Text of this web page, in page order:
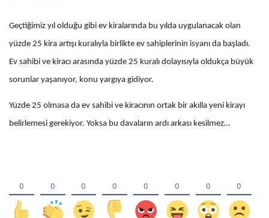
Geçtiğimiz yıl olduğu gibi ev kiralarında bu yılda uygulanacak olan
yüzde 25 kira artışı kuralıyla birlikte ev sahiplerinin isyanı da başladı.
Ev sahibi ve kiracı arasında yüzde 25 kuralı dolayısıyla oldukça büyük
sorunlar yaşanıyor, konu yargıya gidiyor.
Yüzde 25 olmasa da ev sahibi ve kiracının ortak bir akılla yeni kirayı
belirlemesi gerekiyor. Yoksa bu davaların ardı arkası kesilmez…